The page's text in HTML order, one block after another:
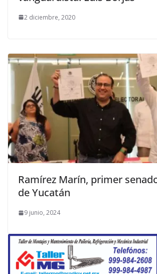
2 diciembre, 2020
Ramírez Marín, primer
de Yucatán
9 junio, 2024